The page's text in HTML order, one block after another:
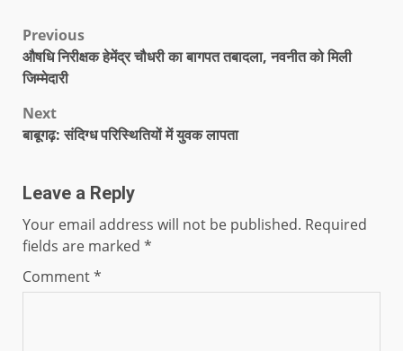
Previous
औषधि निरीक्षक हेमेंद्र चौधरी का बागपत तबादला, नवनीत को मिली
जिम्मेदारी
Next
बाबूगढ़: संदिग्ध परिस्थितियों में युवक लापता
Leave a Reply
Your email address will not be published. Required
fields are marked *
Comment*